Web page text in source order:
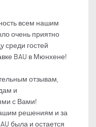
всем нашим
очень приятно
среди гостей
BAU в Мюнхене!
отзывам,
и
с Вами!
решениям и за
была и остается